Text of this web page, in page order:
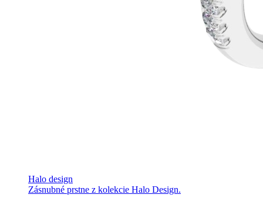
Halo design
Zásnubné prstne z kolekcie Halo Design.